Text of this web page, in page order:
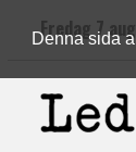
Denna sida
Fredag 7